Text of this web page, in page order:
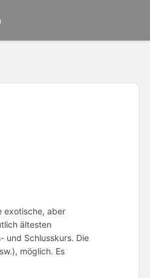
exotische, aber
ältesten
und Schlusskurs. Die
möglich. Es